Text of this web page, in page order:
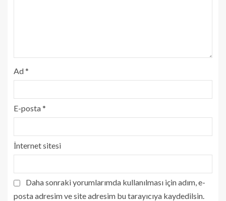
Ad*
E-posta*
İnternet sitesi
Daha sonraki yorumlarımda kullanılması için adım, e-
posta adresim ve site adresim bu tarayıcıya kaydedilsin.